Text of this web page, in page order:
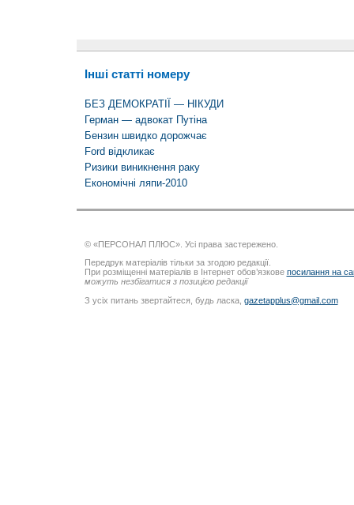
Інші статті номеру
БЕЗ ДЕМОКРАТІЇ — НІКУДИ
Герман — адвокат Путіна
Бензин швидко дорожчає
Ford відкликає
Ризики виникнення раку
Економічні ляпи-2010
© «ПЕРСОНАЛ ПЛЮС». Усі права застережено.
Передрук матеріалів тільки за згодою редакції.
При розміщенні матеріалів в Інтернет обов’язкове посилання на
можуть незбігатися з позицією редакції
З усіх питань звертайтеся, будь ласка, gazetapplus@gmail.com